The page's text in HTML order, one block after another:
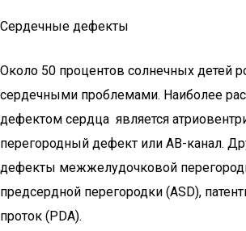
Сердечные дефекты
Около 50 процентов солнечных детей
сердечными проблемами. Наиболее
дефектом сердца является
перегородный дефект или АВ-канал.
дефекты межжелудочковой
предсердной перегородки (ASD),
проток (PDA).